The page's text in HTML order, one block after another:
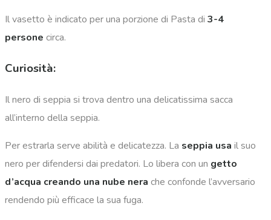
Il vasetto è indicato per una porzione di Pasta di 3-4
persone circa.
Curiosità:
Il nero di seppia si trova dentro una delicatissima sacca
all’interno della seppia.
Per estrarla serve abilità e delicatezza. La seppia usa il suo
nero per difendersi dai predatori. Lo libera con un getto
d’acqua creando una nube nera che confonde l’avversario
rendendo più efficace la sua fuga.